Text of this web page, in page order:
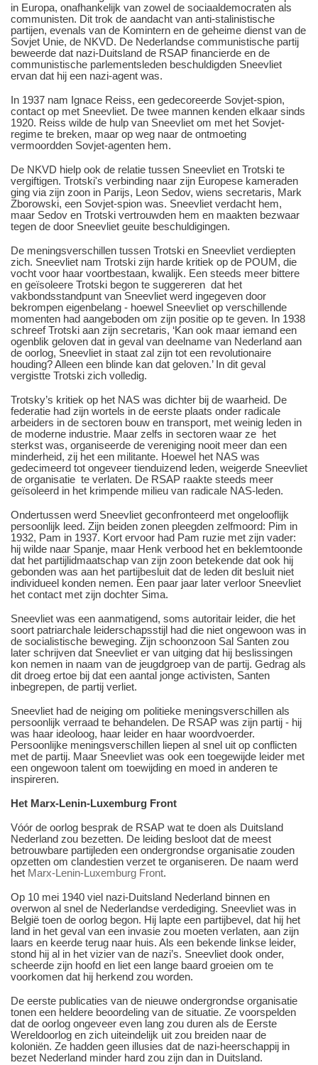
in Europa, onafhankelijk van zowel de sociaaldemocraten als
communisten. Dit trok de aandacht van anti-stalinistische
partijen, evenals van de Komintern en de geheime dienst van de
Sovjet Unie, de NKVD. De Nederlandse communistische partij
beweerde dat nazi-Duitsland de RSAP financierde en de
communistische parlementsleden beschuldigden Sneevliet
ervan dat hij een nazi-agent was.
In 1937 nam Ignace Reiss, een gedecoreerde Sovjet-spion,
contact op met Sneevliet. De twee mannen kenden elkaar sinds
1920. Reiss wilde de hulp van Sneevliet om met het Sovjet-
regime te breken, maar op weg naar de ontmoeting
vermoordden Sovjet-agenten hem.
De NKVD hielp ook de relatie tussen Sneevliet en Trotski te
vergiftigen. Trotski's verbinding naar zijn Europese kameraden
ging via zijn zoon in Parijs, Leon Sedov, wiens secretaris, Mark
Zborowski, een Sovjet-spion was. Sneevliet verdacht hem,
maar Sedov en Trotski vertrouwden hem en maakten bezwaar
tegen de door Sneevliet geuite beschuldigingen.
De meningsverschillen tussen Trotski en Sneevliet verdiepten
zich. Sneevliet nam Trotski zijn harde kritiek op de POUM, die
vocht voor haar voortbestaan, kwalijk. Een steeds meer bittere
en geïsoleere Trotski begon te suggereren dat het
vakbondsstandpunt van Sneevliet werd ingegeven door
bekrompen eigenbelang - hoewel Sneevliet op verschillende
momenten had aangeboden om zijn positie op te geven. In 1938
schreef Trotski aan zijn secretaris, ‘Kan ook maar iemand een
ogenblik geloven dat in geval van deelname van Nederland aan
de oorlog, Sneevliet in staat zal zijn tot een revolutionaire
houding? Alleen een blinde kan dat geloven.’ In dit geval
vergistte Trotski zich volledig.
Trotsky’s kritiek op het NAS was dichter bij de waarheid. De
federatie had zijn wortels in de eerste plaats onder radicale
arbeiders in de sectoren bouw en transport, met weinig leden in
de moderne industrie. Maar zelfs in sectoren waar ze het
sterkst was, organiseerde de vereniging nooit meer dan een
minderheid, zij het een militante. Hoewel het NAS was
gedecimeerd tot ongeveer tienduizend leden, weigerde Sneevliet
de organisatie te verlaten. De RSAP raakte steeds meer
geïsoleerd in het krimpende milieu van radicale NAS-leden.
Ondertussen werd Sneevliet geconfronteerd met ongelooflijk
persoonlijk leed. Zijn beiden zonen pleegden zelfmoord: Pim in
1932, Pam in 1937. Kort ervoor had Pam ruzie met zijn vader:
hij wilde naar Spanje, maar Henk verbood het en beklemtoonde
dat het partijlidmaatschap van zijn zoon betekende dat ook hij
gebonden was aan het partijbesluit dat de leden dit besluit niet
individueel konden nemen. Een paar jaar later verloor Sneevliet
het contact met zijn dochter Sima.
Sneevliet was een aanmatigend, soms autoritair leider, die het
soort patriarchale leiderschapsstijl had die niet ongewoon was in
de socialistische beweging. Zijn schoonzoon Sal Santen zou
later schrijven dat Sneevliet er van uitging dat hij beslissingen
kon nemen in naam van de jeugdgroep van de partij. Gedrag als
dit droeg ertoe bij dat een aantal jonge activisten, Santen
inbegrepen, de partij verliet.
Sneevliet had de neiging om politieke meningsverschillen als
persoonlijk verraad te behandelen. De RSAP was zijn partij - hij
was haar ideoloog, haar leider en haar woordvoerder.
Persoonlijke meningsverschillen liepen al snel uit op conflicten
met de partij. Maar Sneevliet was ook een toegewijde leider met
een ongewoon talent om toewijding en moed in anderen te
inspireren.
Het Marx-Lenin-Luxemburg Front
Vóór de oorlog besprak de RSAP wat te doen als Duitsland
Nederland zou bezetten. De leiding besloot dat de meest
betrouwbare partijleden een ondergrondse organisatie zouden
opzetten om clandestien verzet te organiseren. De naam werd
het Marx-Lenin-Luxemburg Front.
Op 10 mei 1940 viel nazi-Duitsland Nederland binnen en
overwon al snel de Nederlandse verdediging. Sneevliet was in
België toen de oorlog begon. Hij lapte een partijbevel, dat hij het
land in het geval van een invasie zou moeten verlaten, aan zijn
laars en keerde terug naar huis. Als een bekende linkse leider,
stond hij al in het vizier van de nazi’s. Sneevliet dook onder,
scheerde zijn hoofd en liet een lange baard groeien om te
voorkomen dat hij herkend zou worden.
De eerste publicaties van de nieuwe ondergrondse organisatie
tonen een heldere beoordeling van de situatie. Ze voorspelden
dat de oorlog ongeveer even lang zou duren als de Eerste
Wereldoorlog en zich uiteindelijk uit zou breiden naar de
koloniën. Ze hadden geen illusies dat de nazi-heerschappij in
bezet Nederland minder hard zou zijn dan in Duitsland.